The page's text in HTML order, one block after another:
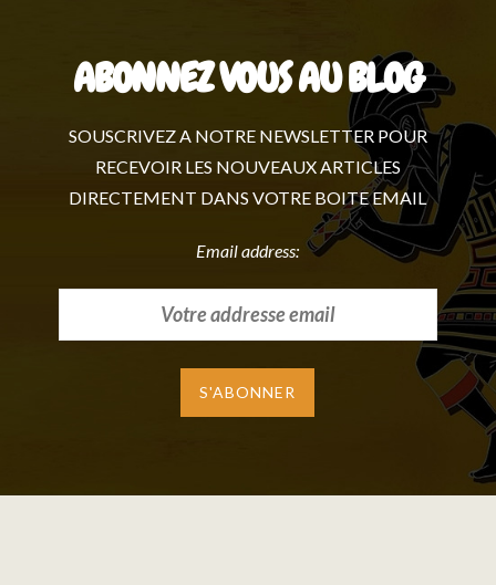
ABONNEZ VOUS AU BLOG
SOUSCRIVEZ A NOTRE NEWSLETTER POUR
RECEVOIR LES NOUVEAUX ARTICLES
DIRECTEMENT DANS VOTRE BOITE EMAIL
Email address: